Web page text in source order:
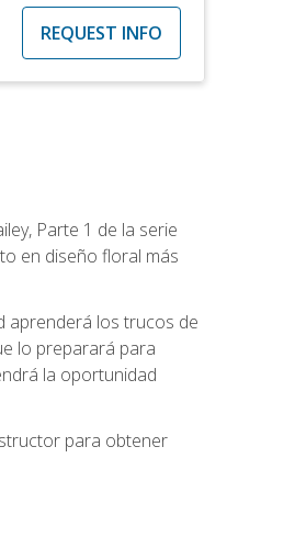
REQUEST INFO
Parte 1 de la serie
en diseño floral más
aprenderá los trucos de
lo preparará para
la oportunidad
para obtener